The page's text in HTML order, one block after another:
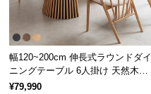
商
品
の
配
幅120~200cm 伸長式ラウンドダイ
ニングテーブル 6人掛け 天然木突
板 美しい格子デザイン
¥79,990